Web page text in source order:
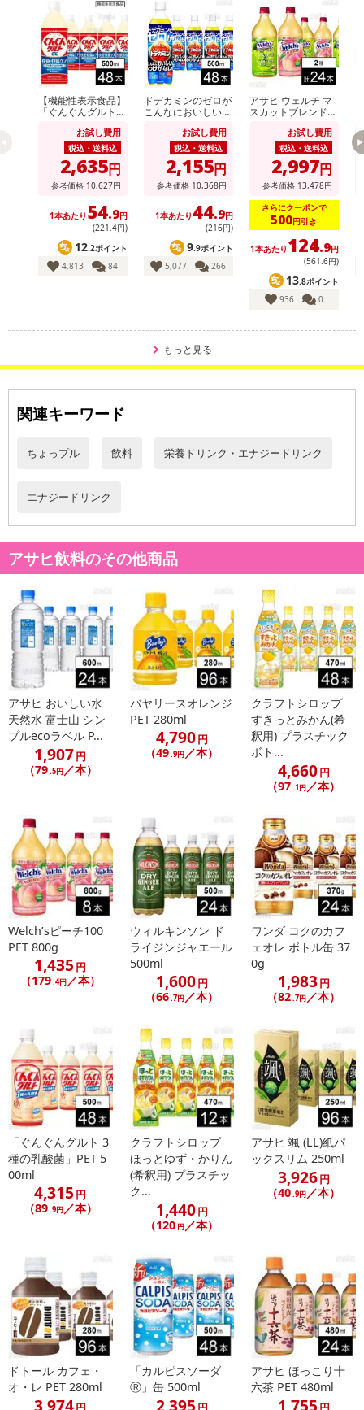
その他共通および商品カテゴリー別注意事項（※必ずご確認くだ
こちらの情報は2026年07月09日 時点での情報となります。
【機能性表示食品】
「ぐんぐんグルトα
お試し費用
税込・送料込
2,635円
参考価格 10,627円
1本あたり 54.9円
(221 .4円)
12.2ポイント
4,813
84
ドデカミンのゼロが
こんなにおいしいわ
お試し費用
税込・送料込
2,155円
参考価格 10,368円
1本あたり 44.9円
(216円)
9.9ポイント
5,077
266
アサヒ ウェルチ マ
スカットブレンド10
ーチ100 800gお試し費用
税込・送料込
2,997円
参考価格 13,478円
さらにクーポンで
500円引き
1本あたり 124.9円
(561.6円)
13.8ポイント
936
0
もっと見る
関連キーワード
ちょっプル 飲料 栄養ドリンク・エナジードリンク
エナジードリンク
アサヒ飲料のその他商品
アサヒ おいしい水
天然水 富士山 シン
プルecoラベル P...
1,907円
（79.5円／本）
バヤリースオレンジ
PET 280ml
4,790円
（49.9円 ／本）
クラフトシロップ
すきっとみかん(希
釈用) プラスチック
ボト...
4,660円
（97.1円 ／本）
Welch’sピーチ100
PET 800g
1,435 円
（179.4円／本）
ウィルキンソン ド
ライジンジャエール
500ml
1,600円
（66.7円／本）
ワンダ コクのカフ
ェオレ ボトル缶 37
0g
1,983円
（82.7円／本）
「ぐんぐんグルト 3
種の乳酸菌」PET 5
00ml
4,315 円
（89.9円／本）
クラフトシロップ
ほっとゆず・かりん
(希釈用) プラスチッ
ク...
1,440円
（120 円／本）
アサヒ 颯 (LL)紙パ
ックスリム 250ml
3,926円
（40.9円／本）
ドトール カフェ・
オ・レ PET 280ml
3,974
「カルピスソーダ
Ⓡ」缶 500ml
2,395
アサヒ ほっこり十
六茶 PET 480ml
1,755